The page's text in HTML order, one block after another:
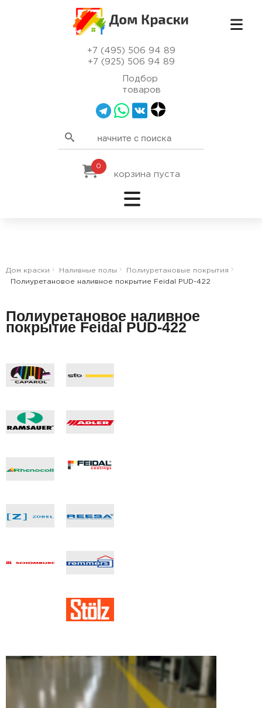
+7 (495) 506 94 89
+7 (925) 506 94 89
Подбор
товаров
0
корзина пуста
Дом краски Наливные полы
Полиуретановые покрытия
Полиуретановое наливное покрытие Feidal PUD-422
Полиуретановое наливное
покрытие Feidal PUD-422